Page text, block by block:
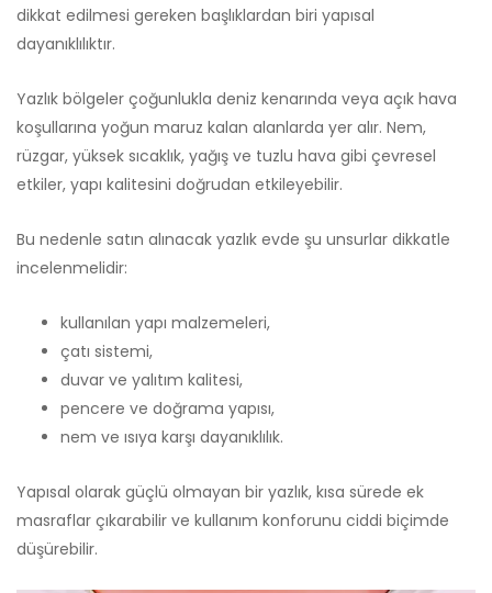
dikkat edilmesi gereken başlıklardan biri yapısal
dayanıklılıktır.
Yazlık bölgeler çoğunlukla deniz kenarında veya açık hava
koşullarına yoğun maruz kalan alanlarda yer alır. Nem,
rüzgar, yüksek sıcaklık, yağış ve tuzlu hava gibi çevresel
etkiler, yapı kalitesini doğrudan etkileyebilir.
Bu nedenle satın alınacak yazlık evde şu unsurlar dikkatle
incelenmelidir:
kullanılan yapı malzemeleri,
çatı sistemi,
duvar ve yalıtım kalitesi,
pencere ve doğrama yapısı,
nem ve ısıya karşı dayanıklılık.
Yapısal olarak güçlü olmayan bir yazlık, kısa sürede ek
masraflar çıkarabilir ve kullanım konforunu ciddi biçimde
düşürebilir.